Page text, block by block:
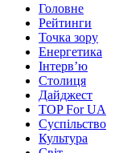
Головне
Рейтинги
Точка зору
Енергетика
Інтерв’ю
Столиця
Дайджест
TOP For UA
Суспiльство
Культура